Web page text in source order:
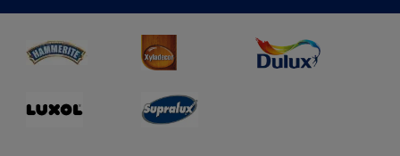
duluxprodejnabarev.cz
duluxpredajnafarieb.sk